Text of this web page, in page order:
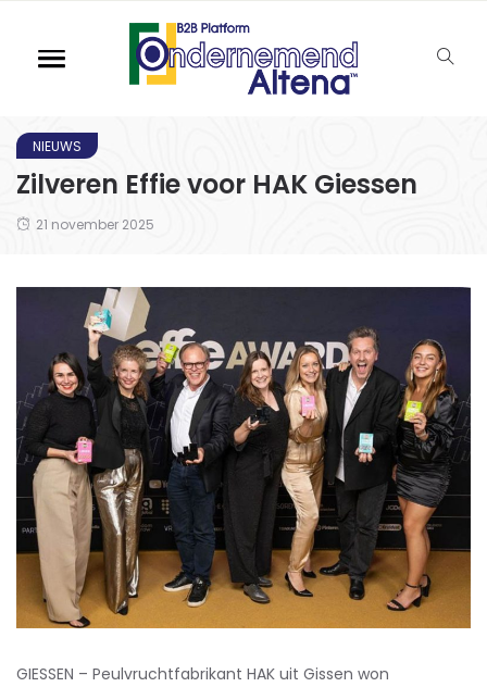
NIEUWS
Zilveren Effie voor HAK Giessen
21 november 2025
GIESSEN – Peulvruchtfabrikant HAK uit Gissen won